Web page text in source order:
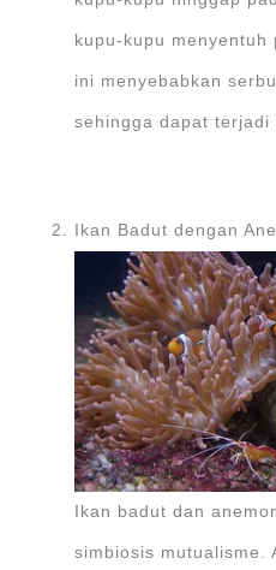
kupu-kupu menyentuh
ini menyebabkan
sehingga dapat terjadi
Ikan Badut dengan
Ikan badut dan
simbiosis mutualisme.